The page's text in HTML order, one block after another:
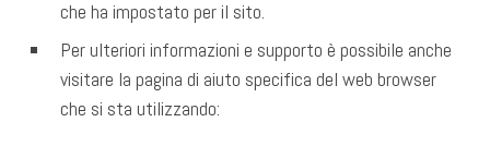
che ha impostato per il sito.
Per ulteriori informazioni e supporto è possibile anche
visitare la pagina di aiuto specifica del web browser
che si sta utilizzando: